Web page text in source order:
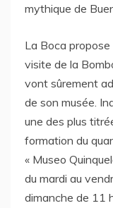
mythique de
La Boca
visite de la
vont sûrement
de son musée.
une des plus
formation du
« Museo
du mardi au
dimanche de 11